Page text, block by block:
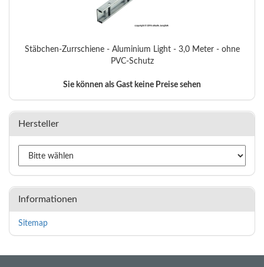
Stäbchen-Zurrschiene - Aluminium Light - 3,0 Meter - ohne
PVC-Schutz
Sie können als Gast keine Preise sehen
Hersteller
Informationen
Sitemap